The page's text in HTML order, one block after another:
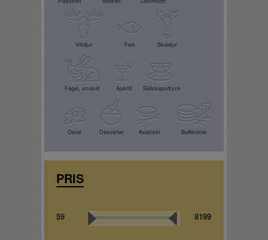
Viltdjur Fisk Skaldjur
Fågel, småvilt Apértif Sällskapsdryck
Ostar Desserter Asiatiskt Bufférätter
PRIS